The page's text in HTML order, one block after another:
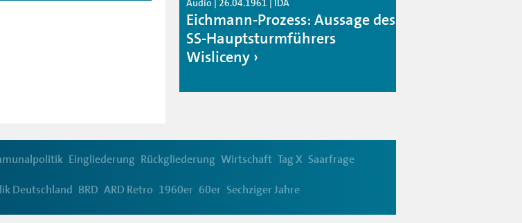
Audio | 26.04.1961 | IDA
Eichmann-Prozess: Aussage des
SS-Hauptsturmführers
Wisliceny
Eingliederung Rückgliederung Wirtschaft Tag X Saarfrage
Deutschland BRD ARD Retro 1960er 60er Sechziger Jahre